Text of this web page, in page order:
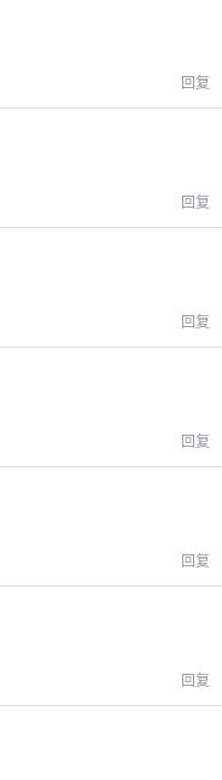
回复
回复
回复
回复
回复
回复